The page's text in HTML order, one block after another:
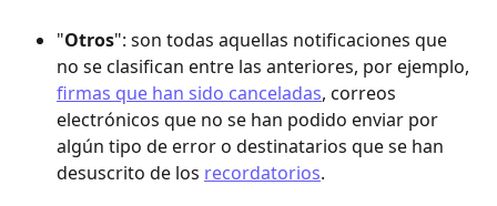
"Otros": son todas aquellas notificaciones que
no se clasifican entre las anteriores, por ejemplo,
firmas que han sido canceladas, correos
electrónicos que no se han podido enviar por
algún tipo de error o destinatarios que se han
desuscrito de los recordatorios.